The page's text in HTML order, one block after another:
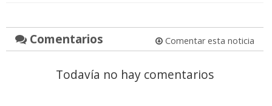
Comentarios Comentar esta noticia
Todavía no hay comentarios